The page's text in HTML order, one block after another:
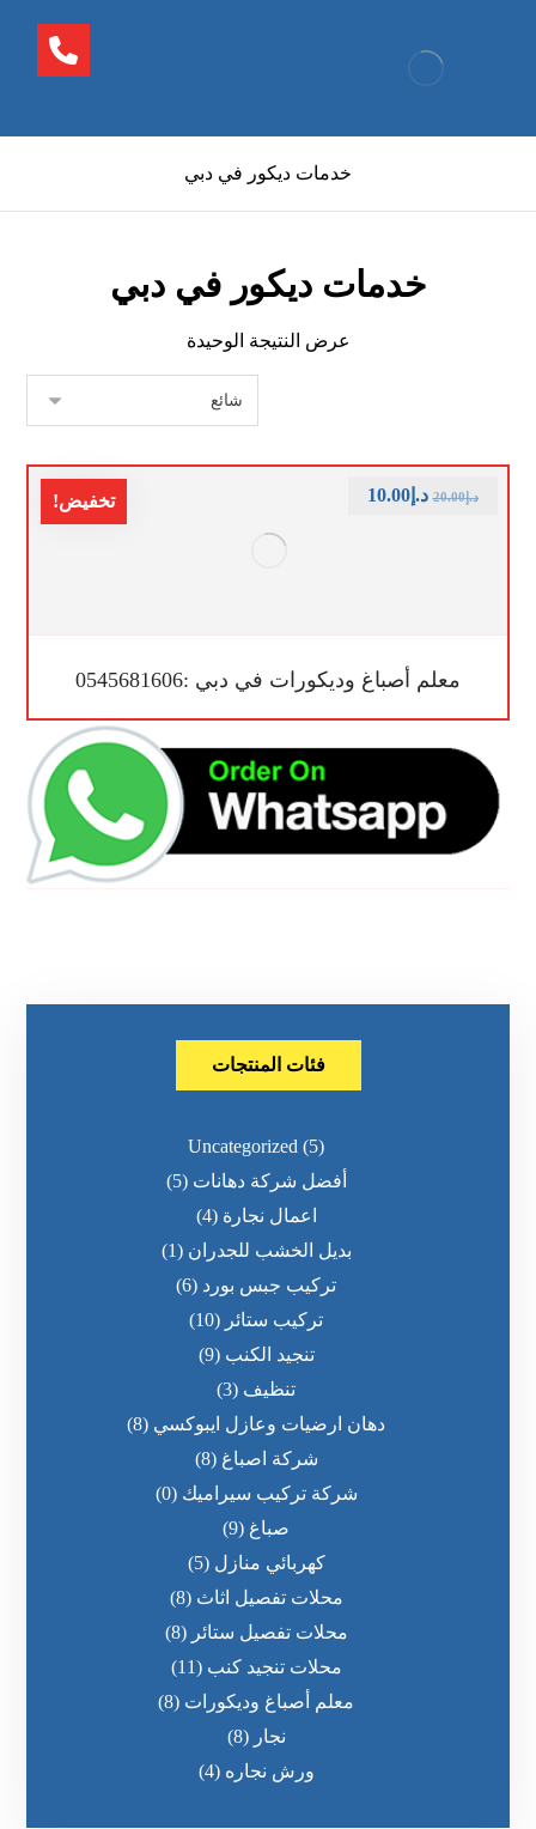
خدمات ديكور في دبي
خدمات ديكور في دبي
عرض النتيجة الوحيدة
تخفيض!
معلم أصباغ وديكورات في دبي :0545681606
د.إ20.00 د.إ10.00
فئات المنتجات
Uncategorized (5)
أفضل شركة دهانات (5)
اعمال نجارة (4)
بديل الخشب للجدران (1)
تركيب جبس بورد (6)
تركيب ستائر (10)
تنجيد الكنب (9)
تنظيف (3)
دهان ارضيات وعازل ايبوكسي (8)
شركة اصباغ (8)
شركة تركيب سيراميك (0)
صباغ (9)
كهربائي منازل (5)
محلات تفصيل اثاث (8)
محلات تفصيل ستائر (8)
محلات تنجيد كنب (11)
معلم أصباغ وديكورات (8)
نجار (8)
ورش نجاره (4)